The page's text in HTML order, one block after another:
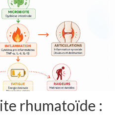
rhumatoïde :